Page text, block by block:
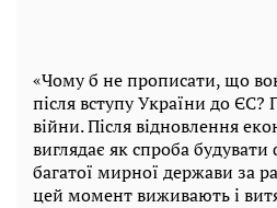
«Чому б не прописати, що
після вступу України до ЄС?
війни. Після відновлення
виглядає як спроба
багатої мирної держави за
цей момент виживають і